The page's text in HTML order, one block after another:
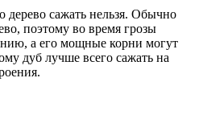
сажать нельзя. Обычно
поэтому во время грозы
а его мощные корни могут
дуб лучше всего сажать на